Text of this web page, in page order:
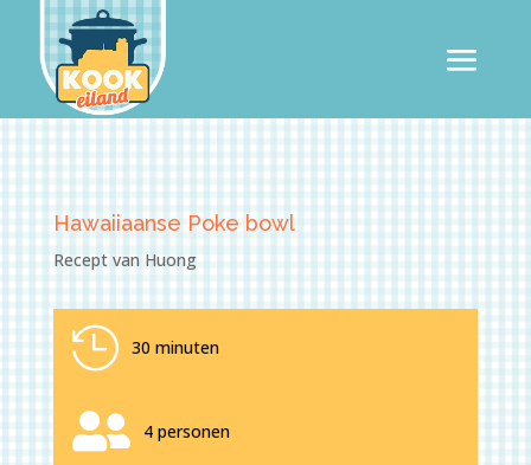
Hawaiiaanse Poke bowl
Recept van Huong
 30 minuten
 4 personen